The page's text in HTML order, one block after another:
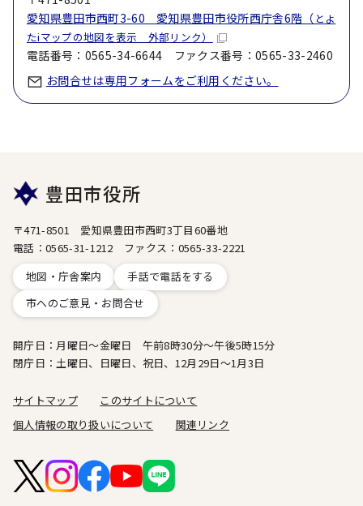
愛知県豊田市西町3-60 愛知県豊田市役所西庁舎6階（ とよ
たiマップの地図を表示 外部リンク）
電話番号：0565-34-6644 ファクス番号：0565-33-2460
お問合せは専用フォームをご利用ください。
豊田市役所
〒471-8501 愛知県豊田市西町3丁目60番地
電話：0565-31-1212 ファクス：0565-33-2221
地図・庁舎案内
手話で電話をする
市へのご意見・お問合せ
開庁日：月曜日～金曜日 午前8時30分～午後5時15分
閉庁日：土曜日、日曜日、祝日、12月29日～1月3日
サイトマップ
このサイトについて
個人情報の取り扱いについて
関連リンク